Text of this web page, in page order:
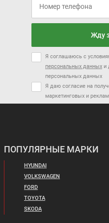
MAZDA CX-5
Цена от:
3 189 820 ₽
NISSAN TERRANO
Жду
Я соглашаюсь с
персональных данных и
персональных данных
Я даю согласие на
маркетинговых и
ПОПУЛЯРНЫЕ МАРКИ
HYUNDAI
VOLKSWAGEN
FORD
TOYOTA
SKODA